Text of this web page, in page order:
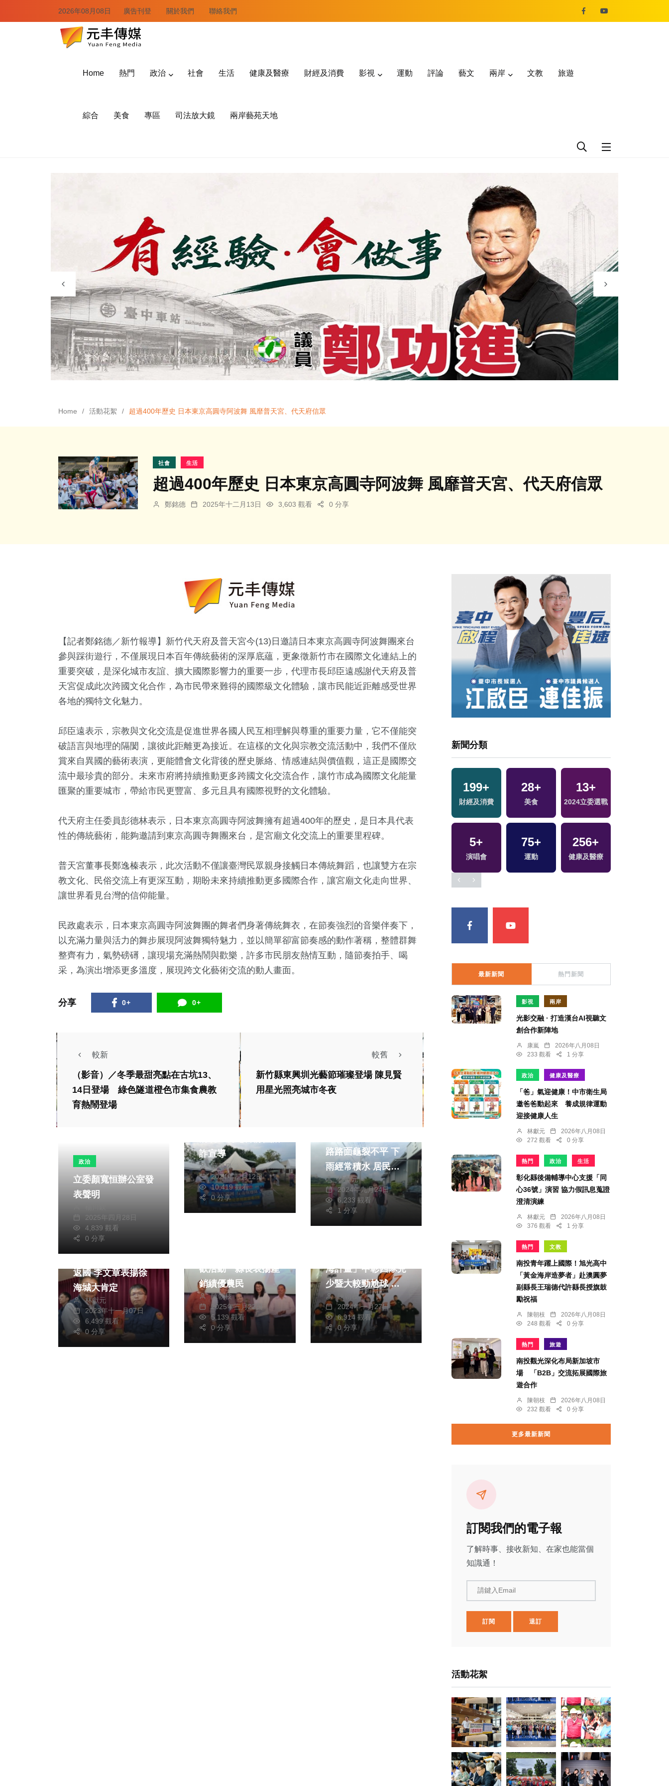
2026年08月08日 廣告刊登 關於我們 聯絡我們
Home 熱門 政治 社會 生活 健康及醫療 財經及消費 影視 運動 評論 藝文 兩岸 文教 旅遊
綜合 美食 專區 司法放大鏡 兩岸藝苑天地
Home 活動花絮 超過400年歷史 日本東京高圓寺阿波舞 風靡普天宮、代天府信眾
社會 生活
超過400年歷史 日本東京高圓寺阿波舞 風靡普天宮、代天府信眾
鄭銘德 2025年十二月13日 3,603 觀看 0 分享
【記者鄭銘德／新竹報導】新竹代天府及普天宮今(13)日邀請日本東京高圓寺阿波舞團來台
參與踩街遊行，不僅展現日本百年傳統藝術的深厚底蘊，更象徵新竹市在國際文化連結上的
重要突破，是深化城市友誼、擴大國際影響力的重要一步，代理市長邱臣遠感謝代天府及普
天宮促成此次跨國文化合作，為市民帶來難得的國際級文化體驗，讓市民能近距離感受世界
各地的獨特文化魅力。
邱臣遠表示，宗教與文化交流是促進世界各國人民互相理解與尊重的重要力量，它不僅能突
破語言與地理的隔閡，讓彼此距離更為接近。在這樣的文化與宗教交流活動中，我們不僅欣
賞來自異國的藝術表演，更能體會文化背後的歷史脈絡、情感連結與價值觀，這正是國際交
流中最珍貴的部分。未來市府將持續推動更多跨國文化交流合作，讓竹市成為國際文化能量
匯聚的重要城市，帶給市民更豐富、多元且具有國際視野的文化體驗。
代天府主任委員彭德林表示，日本東京高圓寺阿波舞擁有超過400年的歷史，是日本具代表
性的傳統藝術，能夠邀請到東京高圓寺舞團來台，是宮廟文化交流上的重要里程碑。
普天宮董事長鄭逸榛表示，此次活動不僅讓臺灣民眾親身接觸日本傳統舞蹈，也讓雙方在宗
教文化、民俗交流上有更深互動，期盼未來持續推動更多國際合作，讓宮廟文化走向世界、
讓世界看見台灣的信仰能量。
民政處表示，日本東京高圓寺阿波舞團的舞者們身著傳統舞衣，在節奏強烈的音樂伴奏下，
以充滿力量與活力的舞步展現阿波舞獨特魅力，並以簡單卻富節奏感的動作著稱，整體群舞
整齊有力，氣勢磅礡，讓現場充滿熱鬧與歡樂，許多市民朋友熱情互動，隨節奏拍手、喝
采，為演出增添更多溫度，展現跨文化藝術交流的動人畫面。
分享 0+ 0+
較新
（影音）／冬季最甜亮點在古坑13、
14日登場 綠色隧道橙色市集食農教
育熱鬧登場
較舊
新竹縣東興圳光藝節璀璨登場 陳見賢
用星光照亮城市冬夜
政治
立委顏寬恒辦公室發
表聲明
2025年四月28日
4,839 觀看
0 分享
社會 生活
「微眷戀市集」人潮
詐宣導
蘇榮泉
2024年四月12日
10,419 觀看
0 分享
路路面龜裂不平 下
雨經常積水 居民行
車安全堪慮 民進黨
台中市議員施志昌與
外埔三坎里長林月草
極力爭取 台中市政
鋪
林獻元
2024年九月24日
6,233 觀看
1 分享
社會
返國 李文章表揚徐
海城大肯定
林獻元
2023年十一月07日
6,499 觀看
0 分享
歡活動 縣長表揚產
銷績優農民
陳朝枝
2025年三月22日
5,139 觀看
0 分享
海計畫」中彰四隊兒
少暨大較勁尬球 王
副縣長主持開球 感
謝世展會集眾力以運
動為孩子翻轉生命
陳朝枝
2024年一月27日
6,914 觀看
0 分享
新聞分類
549+ 8+ 0+ 0+
福建林公信俗文
31+ 7+ 6+
6+
30+ 0+
199+
財經及消費
28+
美食
13+
2024立委選戰
5+
演唱會
75+
運動
256+
健康及醫療
最新新聞 熱門新聞
影視 兩岸
光影交融 · 打造漢台AI視聽文
創合作新陣地
康嵐
2026年八月08日
233 觀看
1 分享
政治 健康及醫療
「爸」氣迎健康！中市衛生局
邀爸爸動起來 養成規律運動
迎接健康人生
林獻元
2026年八月08日
272 觀看
0 分享
熱門 政治 生活
彰化縣後備輔導中心支援「同
心36號」演習 協力假訊息蒐證
澄清演練
林獻元
2026年八月08日
376 觀看
1 分享
熱門 文教
南投青年躍上國際！旭光高中
「黃金海岸造夢者」赴澳圓夢
副縣長王瑞德代許縣長授旗鼓
勵祝福
陳朝枝
2026年八月08日
248 觀看
0 分享
熱門 旅遊
南投觀光深化布局新加坡市
場 「B2B」交流拓展國際旅
遊合作
陳朝枝
2026年八月08日
232 觀看
0 分享
更多最新新聞
訂閱我們的電子報
了解時事、接收新知、在家也能當個
知識通！
請鍵入Email
訂閱 退訂
活動花絮